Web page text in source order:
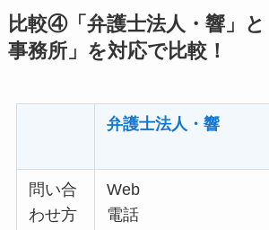
比較④「弁護士法人・響」
事務所」を対応で比較！
弁護士法人・響
問い合
わせ方
Web
電話